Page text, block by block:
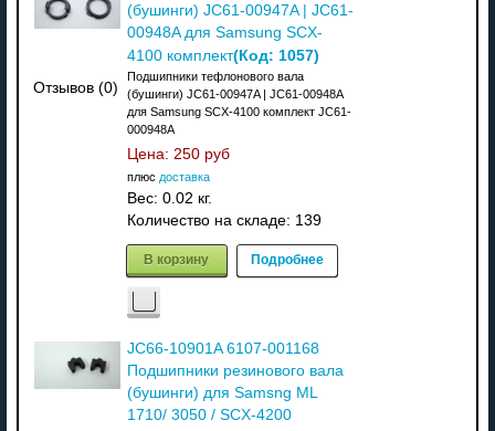
Отзывов (0)
(бушинги) JC61-00947A | JC61-
00948A для Samsung SCX-
4100 комплект(Код: 1057)
Подшипники тефлонового вала
(бушинги) JC61-00947A | JC61-00948A
для Samsung SCX-4100 комплект JC61-
000948A
Цена: 250 руб
плюс доставка
Вес: 0.02 кг.
Количество на складе: 139
В корзину Подробнее
JC66-10901A 6107-001168
Подшипники резинового вала
(бушинги) для Samsng ML
1710/ 3050 / SCX-4200